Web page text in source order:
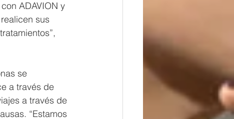
ADAVION y
sus
se
a través de
a través de
“Estamos